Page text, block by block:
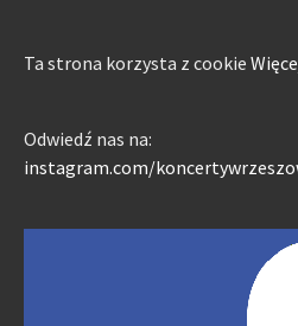
Ta strona korzysta z cookie
Odwiedź nas na:
instagram.com/